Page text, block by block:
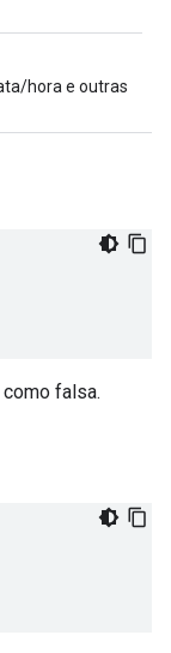
hora e outras
falsa.